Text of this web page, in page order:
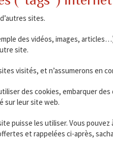
sites.
des vidéos, images,
site.
visités, et n’assumerons en
des cookies, embarquer
sur leur site web.
puisse les utiliser. Vous
et rappelées ci-après,